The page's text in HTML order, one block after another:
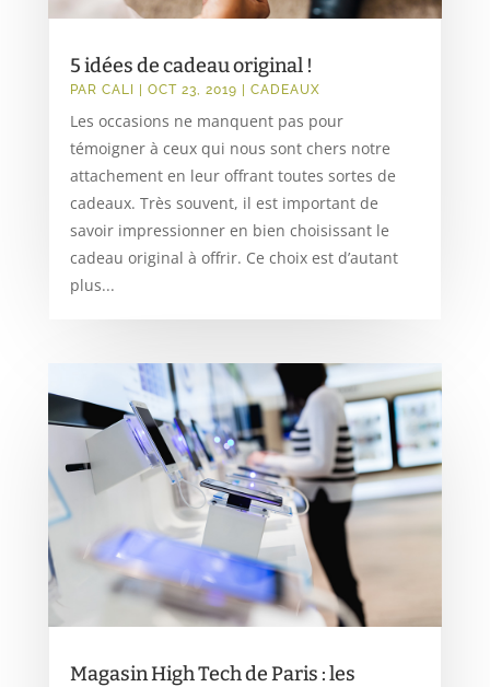
5 idées de cadeau original !
PAR CALI OCT 23, 2019 CADEAUX
Les occasions ne manquent pas pour
témoigner à ceux qui nous sont chers notre
attachement en leur offrant toutes sortes de
cadeaux. Très souvent, il est important de
savoir impressionner en bien choisissant le
cadeau original à offrir. Ce choix est d’autant
plus...
Magasin High Tech de Paris : les